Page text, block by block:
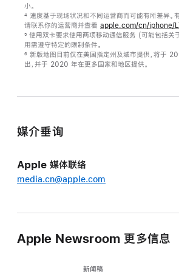
小。
4 速度基于现场状况和不同运营商而可能有所差异。
请联系你的运营商并查看 apple.com/cn/iphone/
5 使用双卡要求使用两项移动通信服务 (可能包括关
用需遵守特定的限制条件。
6
新版地图目前仅在美国指定州及城市提供，将于
出，并于 2020 年在更多国家和地区提供。
媒介垂询
Apple 媒体联络
media.cn@apple.com
Apple Newsroom 更多信息
新闻稿